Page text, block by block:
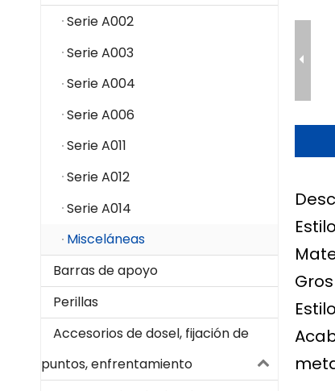
Serie A002
Serie A003
Serie A004
Serie A006
Serie A011
Serie A012
Serie A014
Misceláneas
Barras de apoyo
Perillas
Accesorios de dosel, fijación de
puntos, enfrentamiento